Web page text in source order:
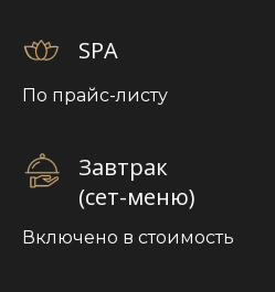
SPA
По прайс-листу
Завтрак
(сет-меню)
Включено в стоимость
+7 (862) 555-11-13
+7 (988) 233-30-50